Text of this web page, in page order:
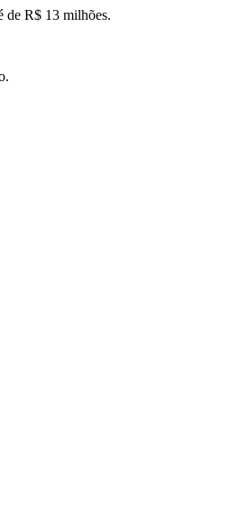
de R$ 13 milhões.